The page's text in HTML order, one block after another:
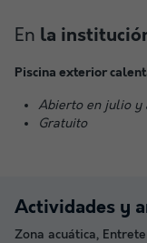
En la
Piscina exterior
Abierto en julio y
Gratuito
Actividades y
Zona acuática,